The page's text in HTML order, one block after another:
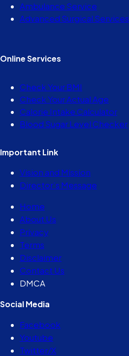
Ambulance Service
Advanced Surgical Services
Online Services
Check Your BMI
Check Your Actual Age
Calorie Intake Calculator
Blood Sugar Level Checker
Important Link
Vision and Mission
Director’s Message
Home
About Us
Privacy
Terms
Disclaimer
Contact Us
DMCA
Social Media
Facebook
Youtube
Twitter/X